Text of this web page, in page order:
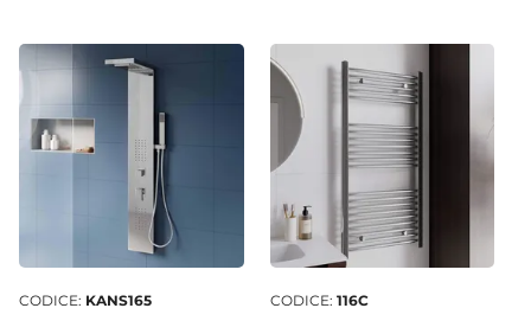
CODICE: KANS165 CODICE: 116C